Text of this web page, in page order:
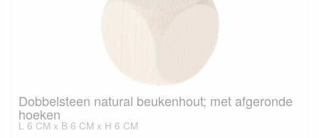
Dobbelsteen natural beukenhout; met afgeronde
hoeken
L 6 CM x B 6 CM x H 6 CM